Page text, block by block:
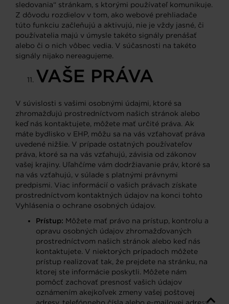
sledovania“ stránkam, s ktorými používateľ komunikuje.
Z dôvodu rozdielov v tom, ako webové prehliadače
túto funkciu začleňujú a aktivujú, nie je vždy jasné, či
používatelia majú v úmysle takéto signály prenášať
alebo či o nich vôbec vedia. V súčasnosti na takéto
signály nijako nereagujeme.
VAŠE PRÁVA
V súvislosti s vašimi osobnými údajmi, ktoré sa
zhromažďujú prostredníctvom našich stránok alebo
keď nás kontaktujete, môžete mať určité práva. Ak
máte bydlisko v EHP, môžu sa na vás vzťahovať práva
uvedené nižšie. V prípade ostatných používateľov
práva, ktoré sa na vás vzťahujú, závisia od zákonov
vašej krajiny. Uľahčíme vám dodržiavanie práv, ktoré sa
na vás vzťahujú, v súlade s platnými právnymi
predpismi. Viac informácií o vašich právach získate
prostredníctvom kontaktných údajov na konci tohto
Vyhlásenia o ochrane osobných údajov.
Prístup: Môžete mať právo na prístup, kontrolu a
opravu osobných údajov zhromažďovaných
prostredníctvom našich stránok alebo keď nás
kontaktujete. V niektorých prípadoch môžete
prístup realizovať tak, že prejdete na stránku, na
ktorej ste informácie poskytli. Môžete nám
pomôcť zachovať presnosť vašich údajov
oznámením akejkoľvek zmeny vašej poštovej